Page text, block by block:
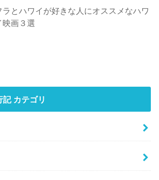
ラとハワイが好きな人にオススメなハワ
映画３選
カテゴリ